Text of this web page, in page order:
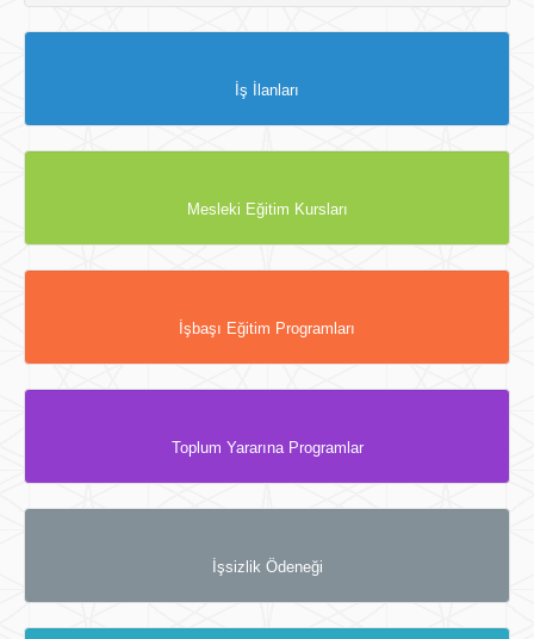
İş İlanları
Mesleki Eğitim Kursları
İşbaşı Eğitim Programları
Toplum Yararına Programlar
İşsizlik Ödeneği